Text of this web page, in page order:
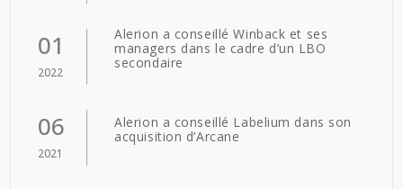
01
2022
Alerion a conseillé Winback et ses
managers dans le cadre d’un LBO
secondaire
06
2021
Alerion a conseillé Labelium dans son
acquisition d’Arcane